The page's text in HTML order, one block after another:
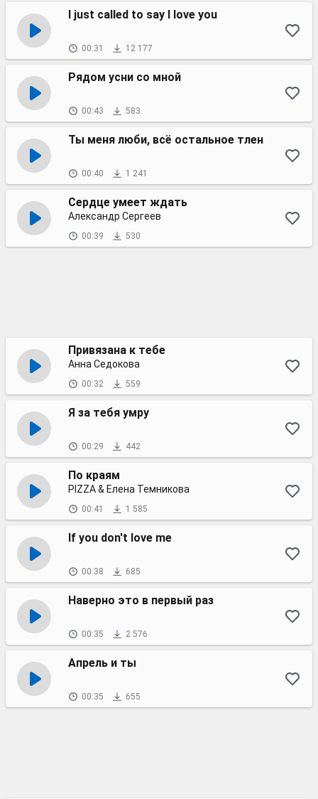
I just called to say I love you
00:31 12 177
Рядом усни со мной
00:43 583
Ты меня люби, всё остальное тлен
00:40 1 241
Сердце умеет ждать
Александр Сергеев
00:39 530
Привязана к тебе
Анна Седокова
00:32 559
Я за тебя умру
00:29 442
По краям
PIZZA & Елена Темникова
00:41 1 585
If you don't love me
00:38 685
Наверно это в первый раз
00:35 2 576
Апрель и ты
00:35 655